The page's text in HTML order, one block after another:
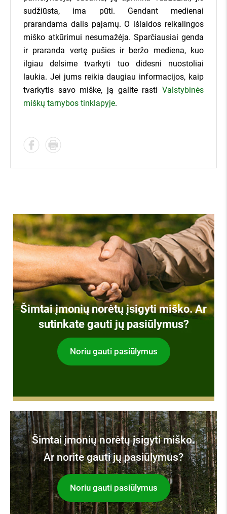
sudžiūsta, ima pūti. Gendant medienai
prarandama dalis pajamų. O išlaidos reikalingos
miško atkūrimui nesumažėja. Sparčiausiai genda
ir praranda vertę pušies ir beržo mediena, kuo
ilgiau delsime tvarkyti tuo didesni nuostoliai
laukia. Jei jums reikia daugiau informacijos, kaip
tvarkytis savo miške, ją galite rasti Valstybinės
miškų tarnybos tinklapyje.
Šimtai įmonių norėtų įsigyti miško. Ar
sutinkate gauti jų pasiūlymus?
Noriu gauti pasiūlymus
Šimtai įmonių norėtų įsigyti miško.
Ar norite gauti jų pasiūlymus?
Noriu gauti pasiūlymus